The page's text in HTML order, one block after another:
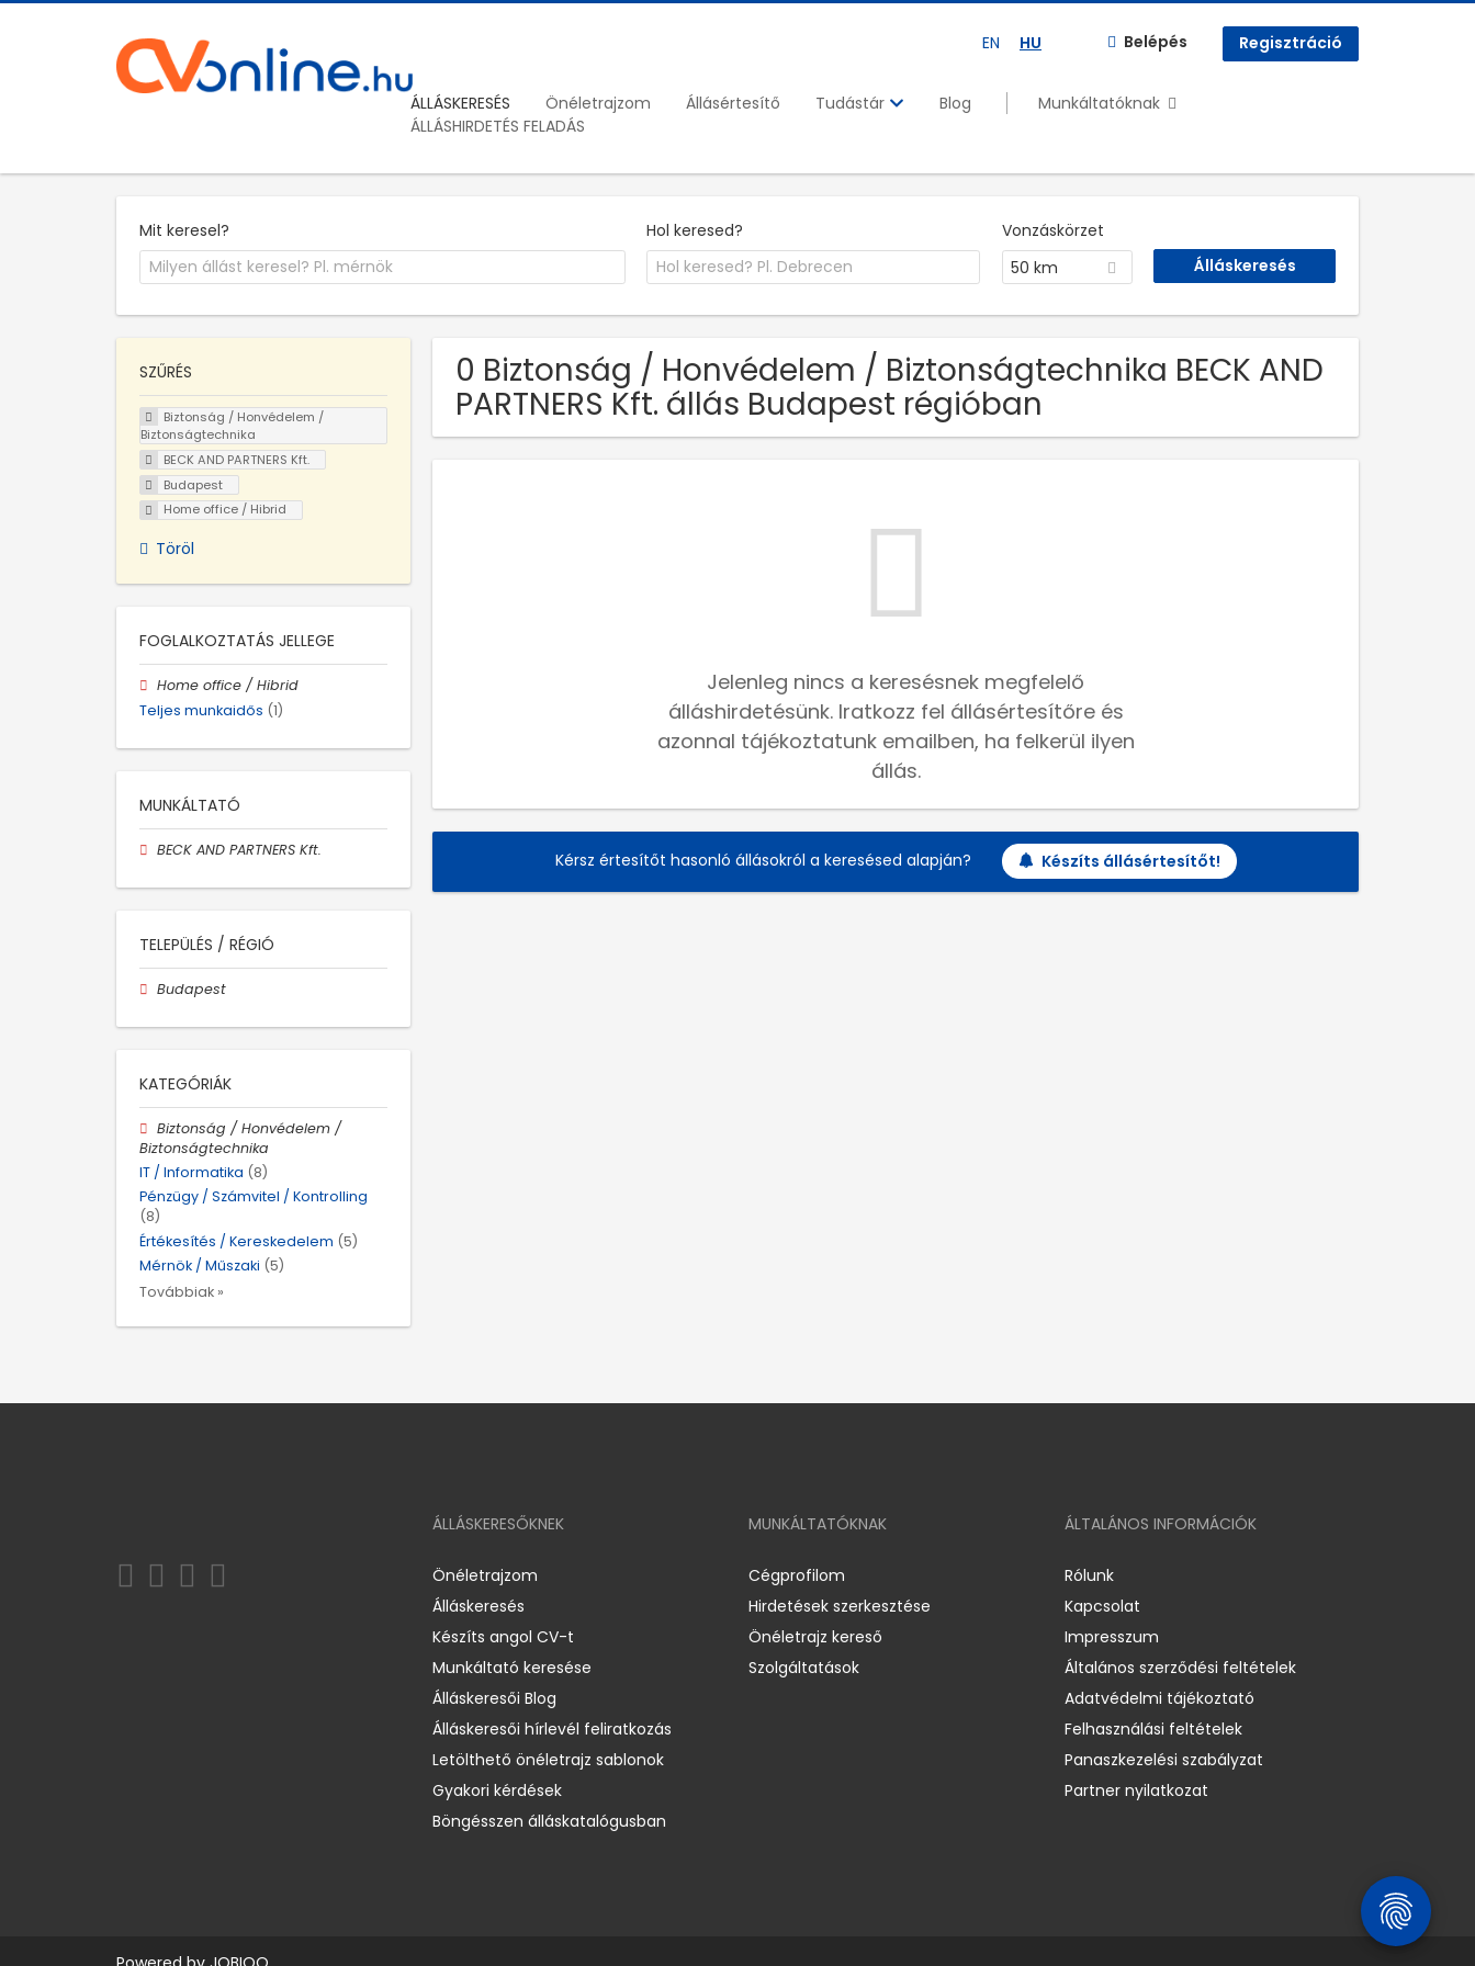
EN HU Belépés Regisztráció
ÁLLÁSKERESÉS Önéletrajzom Állásértesítő Tudástár Blog
Munkáltatóknak
ÁLLÁSHIRDETÉS FELADÁS
Mit keresel? Hol keresed?
Vonzáskörzet
50 km
0 Biztonság / Honvédelem / Biztonságtechnika BECK AND
PARTNERS Kft. állás Budapest régióban
Jelenleg nincs a keresésnek megfelelő
álláshirdetésünk. Iratkozz fel állásértesítőre és
azonnal tájékoztatunk emailben, ha felkerül ilyen
állás.
Kérsz értesítőt hasonló állásokról a keresésed alapján? Készíts állásértesítőt!
SZŰRÉS
Biztonság / Honvédelem /
Biztonságtechnika
BECK AND PARTNERS Kft.
Budapest
Home office / Hibrid
Töröl
FOGLALKOZTATÁS JELLEGE
Home office / Hibrid
Teljes munkaidős (1)
MUNKÁLTATÓ
BECK AND PARTNERS Kft.
TELEPÜLÉS / RÉGIÓ
Budapest
KATEGÓRIÁK
Biztonság / Honvédelem /
Biztonságtechnika
IT / Informatika (8)
Pénzügy / Számvitel / Kontrolling
(8)
Értékesítés / Kereskedelem (5)
Mérnök / Műszaki (5)
Továbbiak »
ÁLLÁSKERESŐKNEK
Önéletrajzom
Álláskeresés
Készíts angol CV-t
Munkáltató keresése
Álláskeresői Blog
Álláskeresői hírlevél feliratkozás
Letölthető önéletrajz sablonok
Gyakori kérdések
Böngésszen álláskatalógusban
MUNKÁLTATÓKNAK
Cégprofilom
Hirdetések szerkesztése
Önéletrajz kereső
Szolgáltatások
ÁLTALÁNOS INFORMÁCIÓK
Rólunk
Kapcsolat
Impresszum
Általános szerződési feltételek
Adatvédelmi tájékoztató
Felhasználási feltételek
Panaszkezelési szabályzat
Partner nyilatkozat